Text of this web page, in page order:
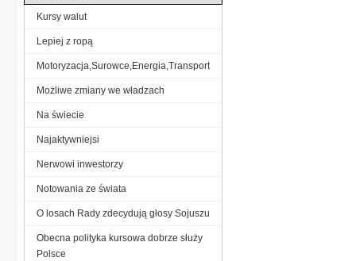
Kursy walut
Lepiej z ropą
Motoryzacja,Surowce,Energia,Transport
Możliwe zmiany we władzach
Na świecie
Najaktywniejsi
Nerwowi inwestorzy
Notowania ze świata
O losach Rady zdecydują głosy Sojuszu
Obecna polityka kursowa dobrze służy
Polsce